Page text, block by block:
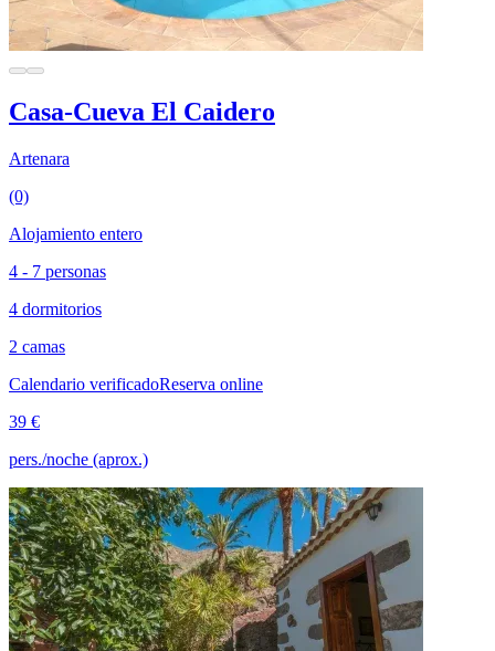
Casa-Cueva El Caidero
Artenara
(0)
Alojamiento entero
4 - 7 personas
4 dormitorios
2 camas
Calendario verificadoReserva online
39 €
pers./noche (aprox.)